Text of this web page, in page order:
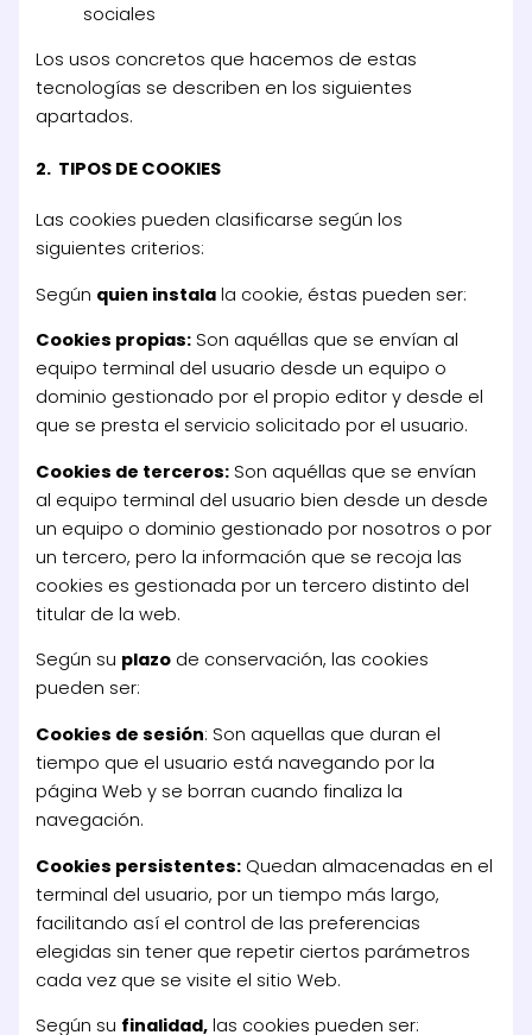
sociales
Los usos concretos que hacemos de estas
tecnologías se describen en los siguientes
apartados.
2. TIPOS DE COOKIES
Las cookies pueden clasificarse según los
siguientes criterios:
Según quien instala la cookie, éstas pueden ser:
Cookies propias: Son aquéllas que se envían al
equipo terminal del usuario desde un equipo o
dominio gestionado por el propio editor y desde el
que se presta el servicio solicitado por el usuario.
Cookies de terceros: Son aquéllas que se envían
al equipo terminal del usuario bien desde un desde
un equipo o dominio gestionado por nosotros o por
un tercero, pero la información que se recoja las
cookies es gestionada por un tercero distinto del
titular de la web.
Según su plazo de conservación, las cookies
pueden ser:
Cookies de sesión: Son aquellas que duran el
tiempo que el usuario está navegando por la
página Web y se borran cuando finaliza la
navegación.
Cookies persistentes: Quedan almacenadas en el
terminal del usuario, por un tiempo más largo,
facilitando así el control de las preferencias
elegidas sin tener que repetir ciertos parámetros
cada vez que se visite el sitio Web.
Según su finalidad, las cookies pueden ser: